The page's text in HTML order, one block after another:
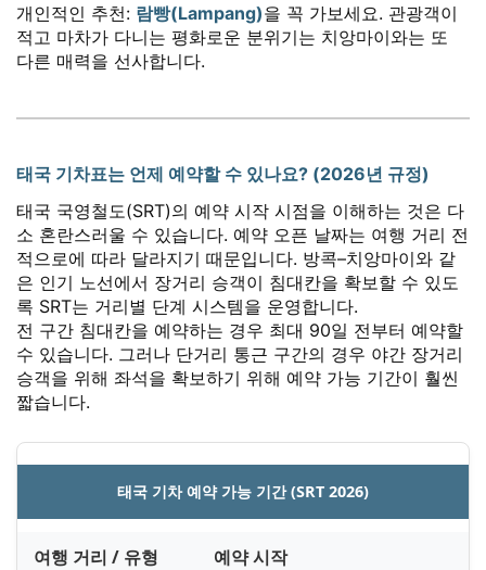
개인적인 추천: 람빵(Lampang)을 꼭 가보세요. 관광객이
적고 마차가 다니는 평화로운 분위기는 치앙마이와는 또
다른 매력을 선사합니다.
태국 기차표는 언제 예약할 수 있나요? (2026년 규정)
태국 국영철도(SRT)의 예약 시작 시점을 이해하는 것은 다
소 혼란스러울 수 있습니다. 예약 오픈 날짜는 여행 거리 전
적으로에 따라 달라지기 때문입니다. 방콕–치앙마이와 같
은 인기 노선에서 장거리 승객이 침대칸을 확보할 수 있도
록 SRT는 거리별 단계 시스템을 운영합니다.
전 구간 침대칸을 예약하는 경우 최대 90일 전부터 예약할
수 있습니다. 그러나 단거리 통근 구간의 경우 야간 장거리
승객을 위해 좌석을 확보하기 위해 예약 가능 기간이 훨씬
짧습니다.
태국 기차 예약 가능 기간 (SRT 2026)
여행 거리 / 유형 예약 시작